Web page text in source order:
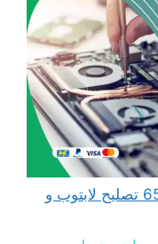
مهندس كمبيوتر الضباعية 65511033 تصليح لابتوب و